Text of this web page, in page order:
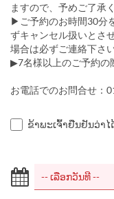
ますので、予めご了承
▶ご予約のお時間30分
ずキャンセル扱いとさ
場合は必ずご連絡下さい
▶7名様以上のご予約の
お電話でのお問合せ：
ຂ້າພະເຈົ້າຢືນຢັນວ່າໄ